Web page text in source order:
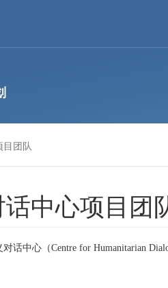
目团队
中心项目团
对话中心（Centre for Humanitarian